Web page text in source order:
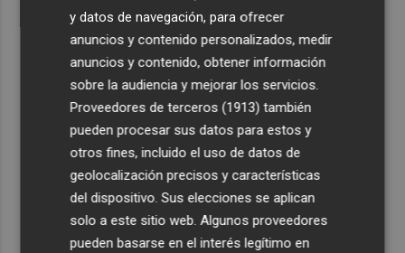
y datos de navegación, para ofrecer
anuncios y contenido personalizados, medir
anuncios y contenido, obtener información
sobre la audiencia y mejorar los servicios.
Proveedores de terceros (1913) también
pueden procesar sus datos para estos y
otros fines, incluido el uso de datos de
geolocalización precisos y características
del dispositivo. Sus elecciones se aplican
solo a este sitio web. Algunos proveedores
pueden basarse en el interés legítimo en